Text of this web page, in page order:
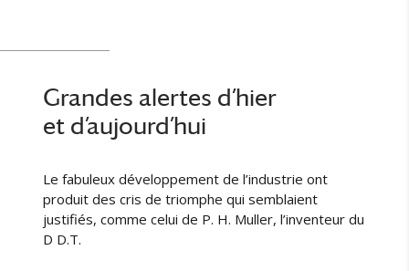
Grandes alertes d’hier
et d’aujourd’hui
Le fabuleux développement de l’industrie ont
produit des cris de triomphe qui semblaient
justifiés, comme celui de P. H. Muller, l’inventeur du
D D.T.